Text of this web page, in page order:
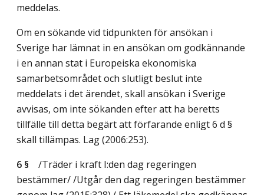
meddelas.
Om en sökande vid tidpunkten för ansökan i
Sverige har lämnat in en ansökan om godkännande
i en annan stat i Europeiska ekonomiska
samarbetsområdet och slutligt beslut inte
meddelats i det ärendet, skall ansökan i Sverige
avvisas, om inte sökanden efter att ha beretts
tillfälle till detta begärt att förfarande enligt 6 d §
skall tillämpas. Lag (2006:253).
6 §
/Träder i kraft I:den dag regeringen
bestämmer//Utgår den dag regeringen bestämmer